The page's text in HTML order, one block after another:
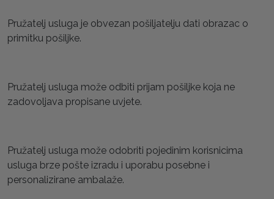
Pružatelj usluga je obvezan pošiljatelju dati obrazac o
primitku pošiljke.
Pružatelj usluga može odbiti prijam pošiljke koja ne
zadovoljava propisane uvjete.
Pružatelj usluga može odobriti pojedinim korisnicima
usluga brze pošte izradu i uporabu posebne i
personalizirane ambalaže.